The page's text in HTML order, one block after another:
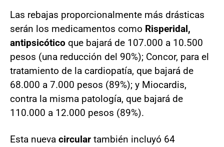
Las rebajas proporcionalmente más drásticas
serán los medicamentos como Risperidal,
antipsicótico que bajará de 107.000 a 10.500
pesos (una reducción del 90%); Concor, para el
tratamiento de la cardiopatía, que bajará de
68.000 a 7.000 pesos (89%); y Miocardis,
contra la misma patología, que bajará de
110.000 a 12.000 pesos (89%).
Esta nueva circular también incluyó 64